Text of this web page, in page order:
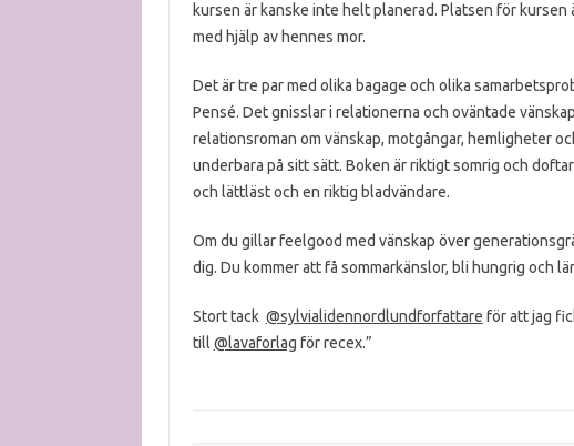
kursen är kanske inte helt planerad. Platsen för kursen
med hjälp av hennes mor.
Det är tre par med olika bagage och olika
Pensé. Det gnisslar i relationerna och oväntade
relationsroman om vänskap, motgångar, hemligheter
underbara på sitt sätt. Boken är riktigt somrig och
och lättläst och en riktig bladvändare.
Om du gillar feelgood med vänskap över
dig. Du kommer att få sommarkänslor, bli hungrig och
Stort tack @sylvialidennordlundforfattare för att jag
till @lavaforlag för recex.”